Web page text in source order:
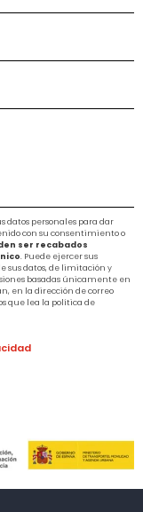
datos personales para dar
con su consentimiento o
ser recabados
. Puede ejercer sus
sus datos, de limitación y
basadas únicamente en
en la dirección de correo
que lea la política de